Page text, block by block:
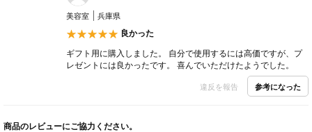
美容室 兵庫県
良かった
ギフト用に購入しました。 自分で使用するには高価ですが、プ
レゼントには良かったです。 喜んでいただけたようでした。
違反を報告 参考になった
商品のレビューにご協力ください。